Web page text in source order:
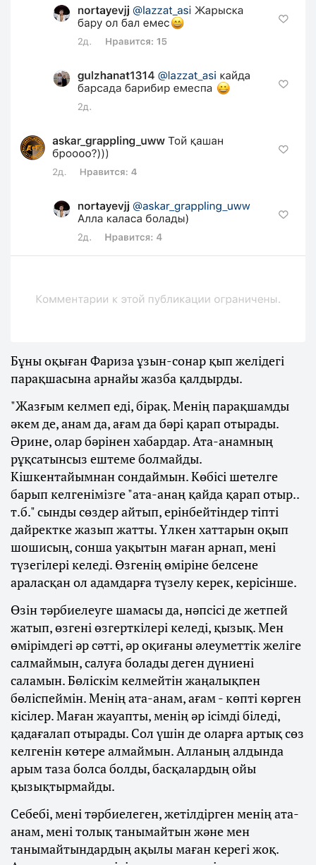
Бұны оқыған Фариза ұзын-сонар қып желідегі
парақшасына арнайы жазба қалдырды.
"Жазғым келмеп еді, бірақ. Менің парақшамды
әкем де, анам да, ағам да бәрі қарап отырады.
Әрине, олар бәрінен хабардар. Ата-анамның
рұқсатынсыз ештеме болмайды.
Кішкентайымнан сондаймын. Көбісі шетелге
барып келгенімізге "ата-анаң қайда қарап отыр..
т.б." сынды сөздер айтып, ерінбейтіндер тіпті
дайректке жазып жатты. Үлкен хаттарын оқып
шошисың, сонша уақытын маған арнап, мені
түзегілері келеді. Өзгенің өміріне белсене
араласқан ол адамдарға түзелу керек, керісінше.
Өзін тәрбиелеуге шамасы да, нәпсісі де жетпей
жатып, өзгені өзгерткілері келеді, қызық. Мен
өмірімдегі әр сәтті, әр оқиғаны әлеуметтік желіге
салмаймын, салуға болады деген дүниені
саламын. Бөліскім келмейтін жаңалықпен
бөліспеймін. Менің ата-анам, ағам - көпті көрген
кісілер. Маған жауапты, менің әр ісімді біледі,
қадағалап отырады. Сол үшін де оларға артық сөз
келгенін көтере алмаймын. Алланың алдында
арым таза болса болды, басқалардың ойы
қызықтырмайды.
Себебі, мені тәрбиелеген, жетілдірген менің ата-
анам, мені толық танымайтын және мен
танымайтындардың ақылы маған керегі жоқ.